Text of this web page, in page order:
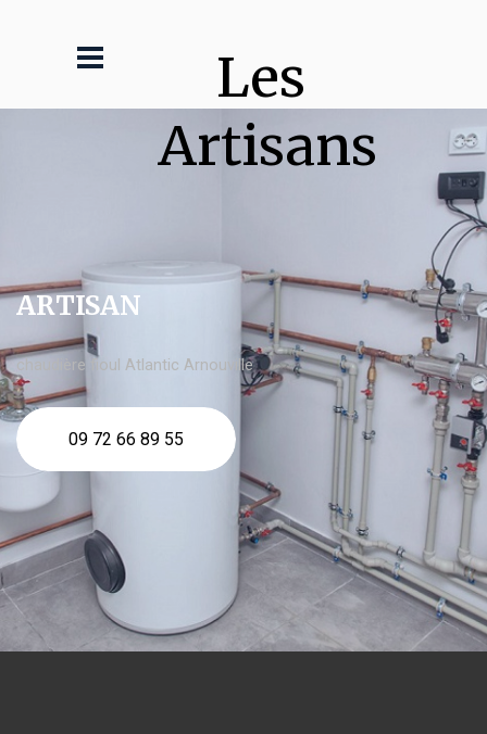
Les
Artisans
ARTISAN
chaudière fioul Atlantic Arnouville
09 72 66 89 55